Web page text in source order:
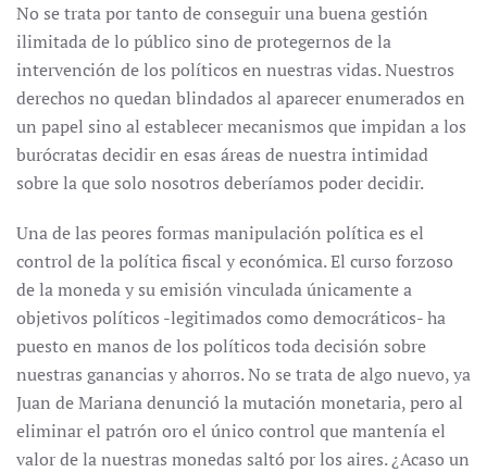
No se trata por tanto de conseguir una buena gestión
ilimitada de lo público sino de protegernos de la
intervención de los políticos en nuestras vidas. Nuestros
derechos no quedan blindados al aparecer enumerados en
un papel sino al establecer mecanismos que impidan a los
burócratas decidir en esas áreas de nuestra intimidad
sobre la que solo nosotros deberíamos poder decidir.
Una de las peores formas manipulación política es el
control de la política fiscal y económica. El curso forzoso
de la moneda y su emisión vinculada únicamente a
objetivos políticos -legitimados como democráticos- ha
puesto en manos de los políticos toda decisión sobre
nuestras ganancias y ahorros. No se trata de algo nuevo, ya
Juan de Mariana denunció la mutación monetaria, pero al
eliminar el patrón oro el único control que mantenía el
valor de la nuestras monedas saltó por los aires. ¿Acaso un